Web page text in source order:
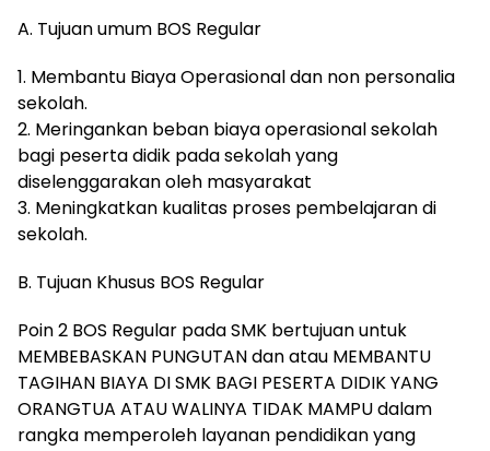
A. Tujuan umum BOS Regular
1. Membantu Biaya Operasional dan non personalia
sekolah.
2. Meringankan beban biaya operasional sekolah
bagi peserta didik pada sekolah yang
diselenggarakan oleh masyarakat
3. Meningkatkan kualitas proses pembelajaran di
sekolah.
B. Tujuan Khusus BOS Regular
Poin 2 BOS Regular pada SMK bertujuan untuk
MEMBEBASKAN PUNGUTAN dan atau MEMBANTU
TAGIHAN BIAYA DI SMK BAGI PESERTA DIDIK YANG
ORANGTUA ATAU WALINYA TIDAK MAMPU dalam
rangka memperoleh layanan pendidikan yang